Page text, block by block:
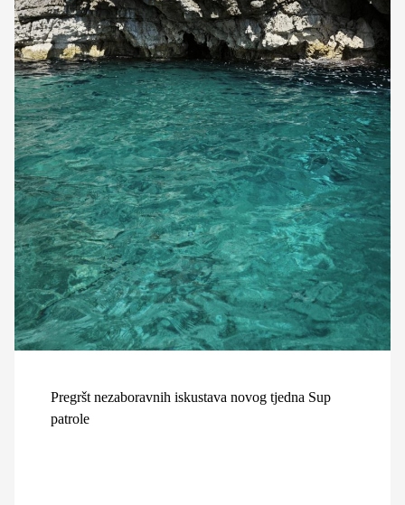
Pregršt nezaboravnih iskustava novog tjedna Sup
patrole